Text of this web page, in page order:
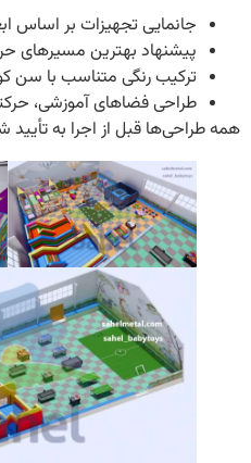
تجهیزات بر اساس ابعاد فضا
بهترین مسیرهای حرکتی
رنگی متناسب با سن کودکان
فضاهای آموزشی، حرکتی،
قبل از اجرا به تأیید شما